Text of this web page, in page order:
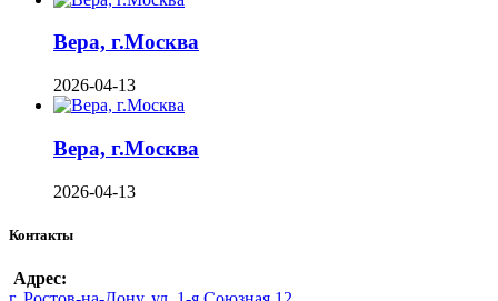
Вера, г.Москва
2026-04-13
Вера, г.Москва
2026-04-13
Контакты
Адрес: